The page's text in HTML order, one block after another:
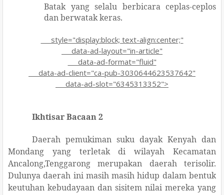
Batak yang selalu berbicara ceplas-ceplos
dan berwatak keras.
style="display:block; text-align:center;"
data-ad-layout="in-article"
data-ad-format="fluid"
data-ad-client="ca-pub-3030644623537642"
data-ad-slot="6345313352">
Ikhtisar Bacaan 2
Daerah pemukiman suku dayak Kenyah dan
Mondang yang terletak di wilayah Kecamatan
Ancalong,Tenggarong merupakan daerah terisolir.
Dulunya daerah ini masih masih hidup dalam bentuk
keutuhan kebudayaan dan sisitem nilai mereka yang